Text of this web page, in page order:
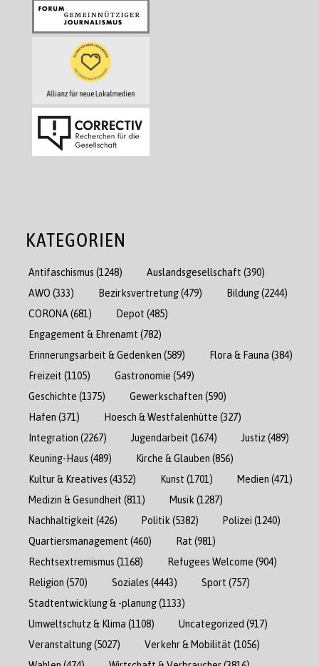
KATEGORIEN
Antifaschismus (1248) Auslandsgesellschaft (390)
AWO (333) Bezirksvertretung(479) Bildung(2244)
CORONA (681) Depot (485)
Engagement & Ehrenamt (782)
Erinnerungsarbeit & Gedenken (589) Flora & Fauna (384)
Freizeit (1105) Gastronomie (549)
Geschichte (1375) Gewerkschaften (590)
Hafen (371) Hoesch & Westfalenhütte (327)
Integration (2267) Jugendarbeit (1674) Justiz(489)
Keuning-Haus (489) Kirche & Glauben (856)
Kultur & Kreatives (4352) Kunst (1701) Medien (471)
Medizin & Gesundheit (811) Musik (1287)
Nachhaltigkeit (426) Politik (5382) Polizei (1240)
Quartiersmanagement (460) Rat (981)
Rechtsextremismus (1168) Refugees Welcome (904)
Religion (570) Soziales (4443) Sport (757)
Stadtentwicklung & -planung(1133)
Umweltschutz & Klima (1108) Uncategorized (917)
Veranstaltung(5027) Verkehr & Mobilität (1056)